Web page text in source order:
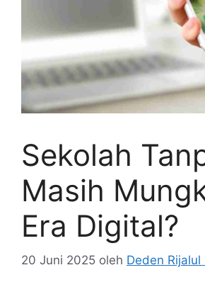
Sekolah
Masih
Era Digital?
20 Juni 2025 oleh Deden Rijalul